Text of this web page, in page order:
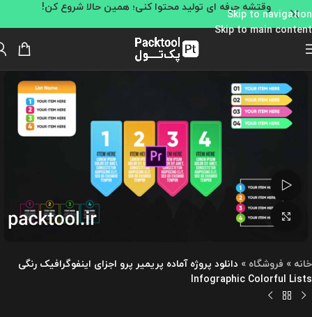
Skip to navigation
Skip to main content
وقتشه حرفه ای تولید محتوا کنی؛ همین حالا شروع کن!
تماشای ویدئو
بزرگنمایی تصویر
خانه » فروشگاه » دانلود پروژه آماده پریمیر پرو اجزای اینفوگرافیک رنگی
Infographic Colorful Lists